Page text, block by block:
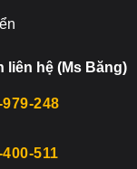
liên hệ (Ms Băng)
248
511